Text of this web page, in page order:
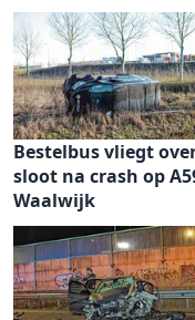
Bestelbus vliegt
sloot na crash op
Waalwijk